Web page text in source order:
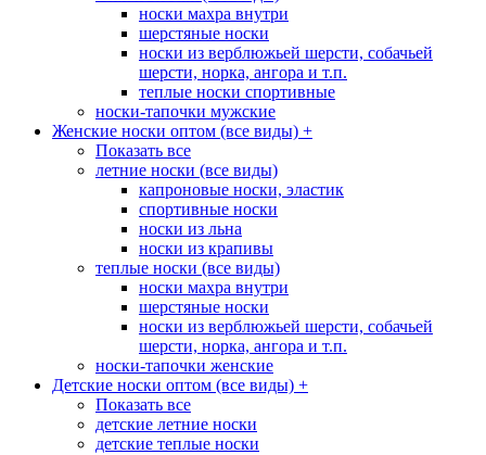
носки махра внутри
шерстяные носки
носки из верблюжьей шерсти, собачьей
шерсти, норка, ангора и т.п.
теплые носки спортивные
носки-тапочки мужские
Женские носки оптом (все виды) +
Показать все
летние носки (все виды)
капроновые носки, эластик
спортивные носки
носки из льна
носки из крапивы
теплые носки (все виды)
носки махра внутри
шерстяные носки
носки из верблюжьей шерсти, собачьей
шерсти, норка, ангора и т.п.
носки-тапочки женские
Детские носки оптом (все виды) +
Показать все
детские летние носки
детские теплые носки